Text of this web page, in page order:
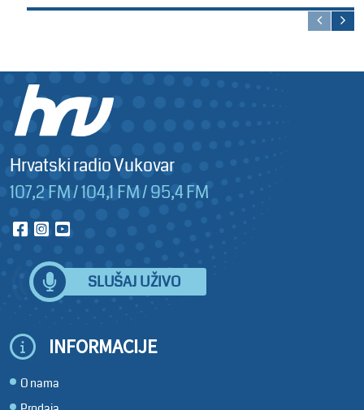
Hrvatski radio Vukovar
107,2 FM / 104,1 FM / 95,4 FM
SLUŠAJ UŽIVO
INFORMACIJE
O nama